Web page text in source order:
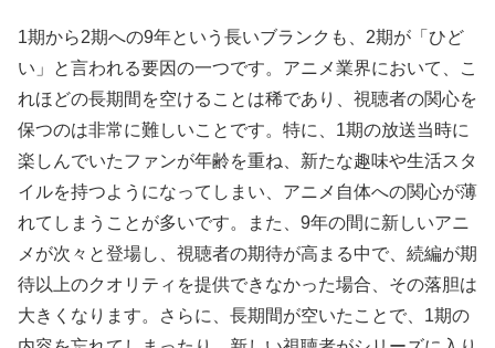
1期から2期への9年という長いブランクも、2期が「ひど
い」と言われる要因の一つです。アニメ業界において、こ
れほどの長期間を空けることは稀であり、視聴者の関心を
保つのは非常に難しいことです。特に、1期の放送当時に
楽しんでいたファンが年齢を重ね、新たな趣味や生活スタ
イルを持つようになってしまい、アニメ自体への関心が薄
れてしまうことが多いです。また、9年の間に新しいアニ
メが次々と登場し、視聴者の期待が高まる中で、続編が期
待以上のクオリティを提供できなかった場合、その落胆は
大きくなります。さらに、長期間が空いたことで、1期の